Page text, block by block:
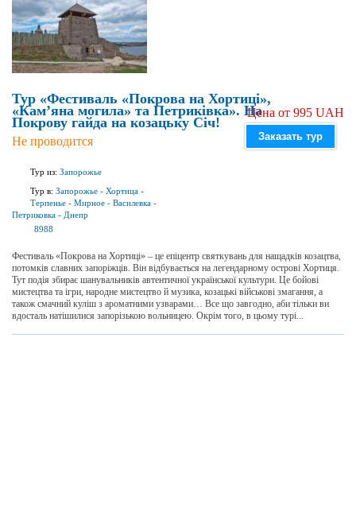
Тур «Фестиваль «Покрова на Хортиці»,
«Кам’яна могила» та Петриківка». На
Покрову гайда на козацьку Січ!
Не проводится
Тур из: Запорожье
Тур в: Запорожье - Хортица -
Терпенье - Мирное - Василевка -
Петриковка - Днепр
8988
Цена от 995 UAH
Заказать тур
Фестиваль «Покрова на Хортиці» – це епіцентр святкувань для нащадків козацтва,
потомків славних запоріжців. Він відбувається на легендарному острові Хортиця.
Тут подія збирає шанувальників автентичної української культури. Це бойові
мистецтва та ігри, народне мистецтво й музика, козацькі військові змагання, а
також смачний куліш з ароматними узварами… Все що завгодно, аби тільки ви
вдосталь натішилися запорізькою вольницею. Окрім того, в цьому турі...